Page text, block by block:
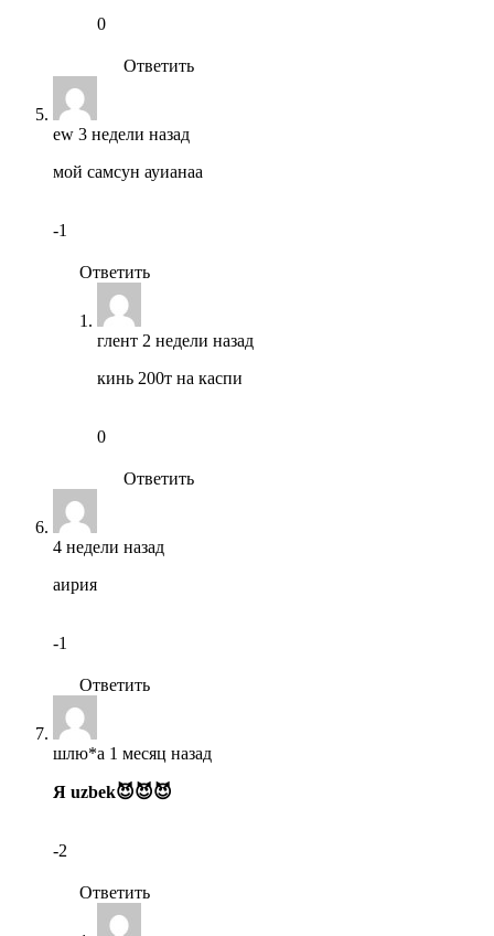
0
Ответить
ew 3 недели назад
мой самсун ауианаа
-1
Ответить
глент 2 недели назад
кинь 200т на каспи
0
Ответить
4 недели назад
аирия
-1
Ответить
шлю*а 1 месяц назад
Я uzbek😈😈😈
-2
Ответить